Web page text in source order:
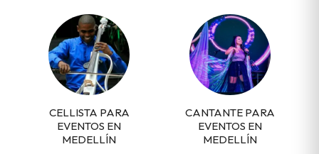
CELLISTA PARA
EVENTOS EN
MEDELLÍN
CANTANTE PARA
EVENTOS EN
MEDELLÍN